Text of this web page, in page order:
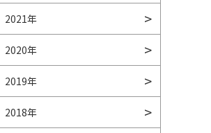
2021年
2020年
2019年
2018年